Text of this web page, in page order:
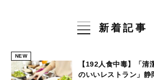
新着記事
NEW
【192人食中毒】「清
のいいレストラン」静